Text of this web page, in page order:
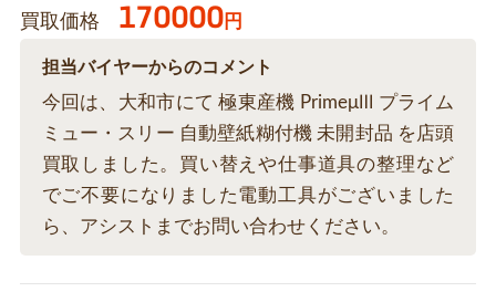
買取価格 170000円
担当バイヤーからのコメント
今回は、大和市にて 極東産機 PrimeμⅢ プライム
ミュー・スリー 自動壁紙糊付機 未開封品 を店頭
買取しました。買い替えや仕事道具の整理など
でご不要になりました電動工具がございました
ら、アシストまでお問い合わせください。